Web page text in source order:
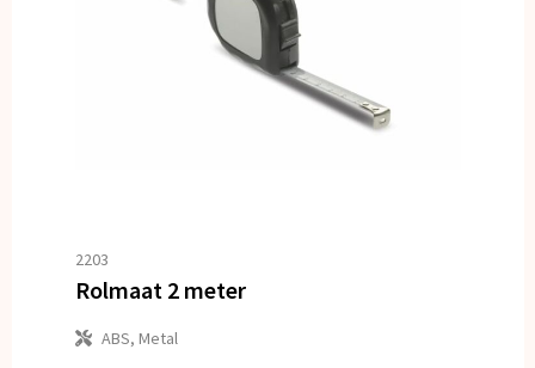
2203
Rolmaat 2 meter
ABS, Metal